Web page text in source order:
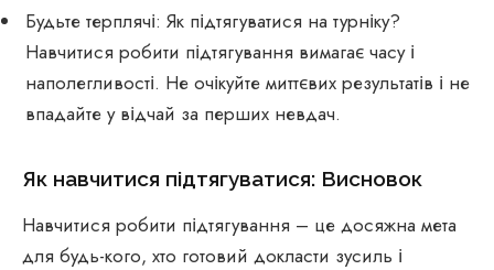
Будьте терплячі: Як підтягуватися на турніку?
Навчитися робити підтягування вимагає часу і
наполегливості. Не очікуйте миттєвих результатів і не
впадайте у відчай за перших невдач.
Як навчитися підтягуватися: Висновок
Навчитися робити підтягування – це досяжна мета
для будь-кого, хто готовий докласти зусиль і